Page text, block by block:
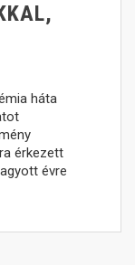
háta
érkezett
évre